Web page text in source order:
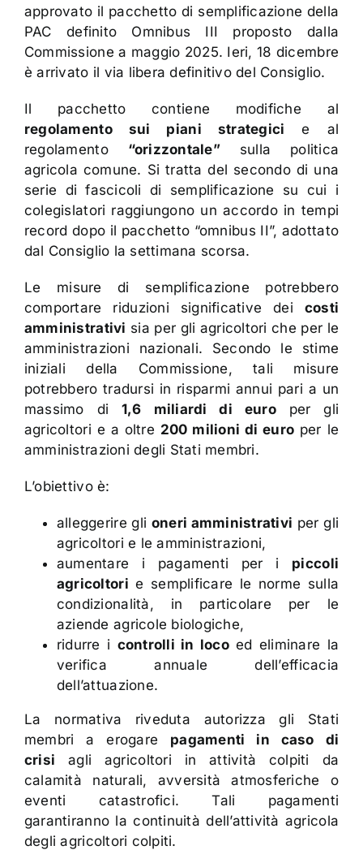
approvato il pacchetto di semplificazione della
PAC definito Omnibus III proposto dalla
Commissione a maggio 2025. Ieri, 18 dicembre
è arrivato il via libera definitivo del Consiglio.
Il pacchetto contiene modifiche al
regolamento sui piani strategici e al
regolamento “orizzontale”sulla politica
agricola comune. Si tratta del secondo di una
serie di fascicoli di semplificazione su cui i
colegislatori raggiungono un accordo in tempi
record dopo il pacchetto “omnibus II”, adottato
dal Consiglio la settimana scorsa.
Le misure di semplificazione potrebbero
comportare riduzioni significative dei costi
amministrativi sia per gli agricoltori che per le
amministrazioni nazionali. Secondo le stime
iniziali della Commissione, tali misure
potrebbero tradursi in risparmi annui pari a un
massimo di 1,6 miliardi di europer gli
agricoltori e a oltre 200 milioni di euro per le
amministrazioni degli Stati membri.
L’obiettivo è:
alleggerire gli oneri amministrativi per gli
agricoltori e le amministrazioni,
aumentare i pagamenti per i piccoli
agricoltori e semplificare le norme sulla
condizionalità, in particolare per le
aziende agricole biologiche,
ridurre i controlli in locoed eliminare la
verifica annuale dell’efficacia
dell’attuazione.
La normativa riveduta autorizza gli Stati
membri a erogare pagamenti in caso di
crisi agli agricoltori in attività colpiti da
calamità naturali, avversità atmosferiche o
eventi catastrofici. Tali pagamenti
garantiranno la continuità dell’attività agricola
degli agricoltori colpiti.